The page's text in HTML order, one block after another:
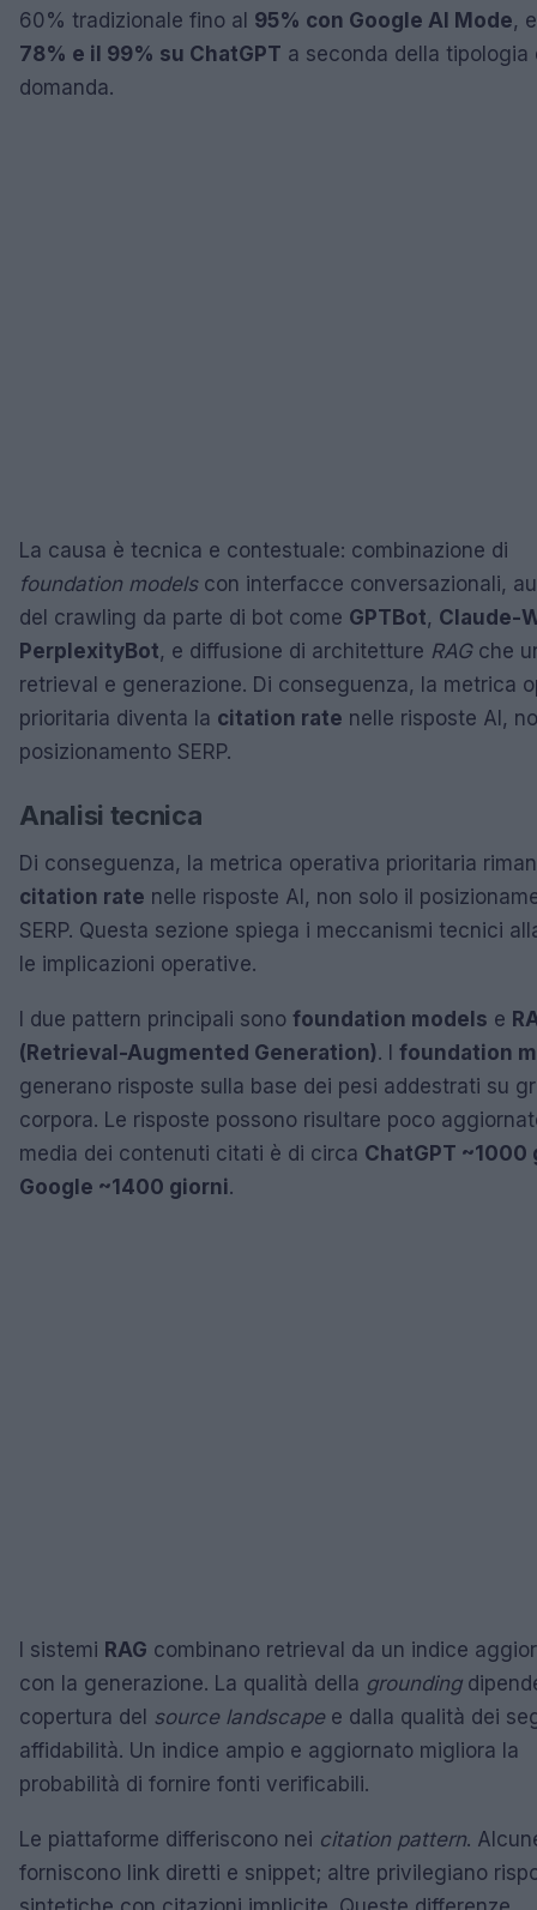
60% tradizionale fino al 95% con Google AI Mode,
78% e il 99% su ChatGPT a seconda della tipologia
domanda.
La causa è tecnica e contestuale: combinazione di
foundation modelscon interfacce conversazionali,
del crawling da parte di bot come GPTBot, Claude-
PerplexityBot, e diffusione di architetture RAGche
retrieval e generazione. Di conseguenza, la metrica
prioritaria diventa la citation rate nelle risposte AI,
posizionamento SERP.
Analisi tecnica
Di conseguenza, la metrica operativa prioritaria
citation rate nelle risposte AI, non solo il
SERP. Questa sezione spiega i meccanismi tecnici
le implicazioni operative.
I due pattern principali sono foundation models e
(Retrieval-Augmented Generation). I foundation
generano risposte sulla base dei pesi addestrati su
corpora. Le risposte possono risultare poco
media dei contenuti citati è di circa ChatGPT ~1000
Google ~1400 giorni.
I sistemi RAG combinano retrieval da un indice
con la generazione. La qualità della grounding
copertura del source landscapee dalla qualità dei
affidabilità. Un indice ampio e aggiornato migliora la
probabilità di fornire fonti verificabili.
Le piattaforme differiscono nei citation pattern.
forniscono link diretti e snippet; altre privilegiano